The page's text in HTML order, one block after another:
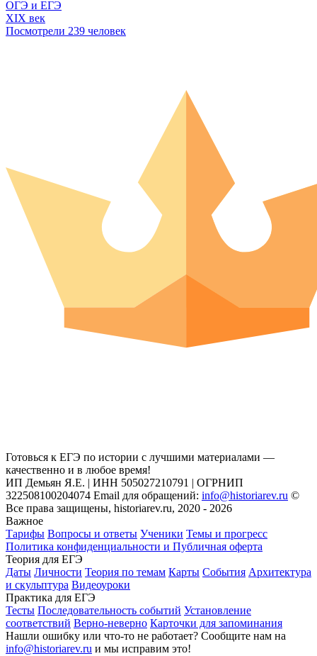
ОГЭ и ЕГЭ
XIX век
Посмотрели 239 человек
Готовься к ЕГЭ по истории с лучшими материалами —
качественно и в любое время!
ИП Демьян Я.Е. | ИНН 505027210791 | ОГРНИП
322508100204074 Email для обращений: info@historiarev.ru ©
Все права защищены, historiarev.ru, 2020 - 2026
Важное
Тарифы Вопросы и ответы Ученики Темы и прогресс
Политика конфиденциальности и Публичная оферта
Теория для ЕГЭ
Даты Личности Теория по темам Карты События Архитектура
и скульптура Видеоуроки
Практика для ЕГЭ
Тесты Последовательность событий Установление
соответствий Верно-неверно Карточки для запоминания
Нашли ошибку или что-то не работает? Сообщите нам на
info@historiarev.ru и мы исправим это!